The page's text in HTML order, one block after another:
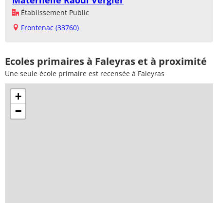
Établissement Public
Frontenac (33760)
Ecoles primaires à Faleyras et à proximité
Une seule école primaire est recensée à Faleyras
+
−